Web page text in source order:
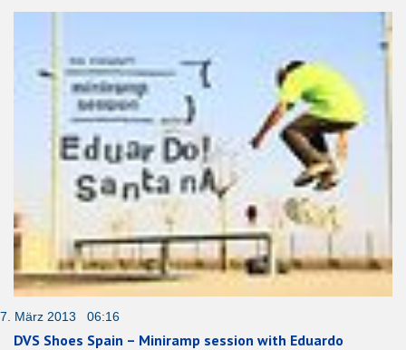
7. März 2013 06:16
DVS Shoes Spain – Miniramp session with Eduardo